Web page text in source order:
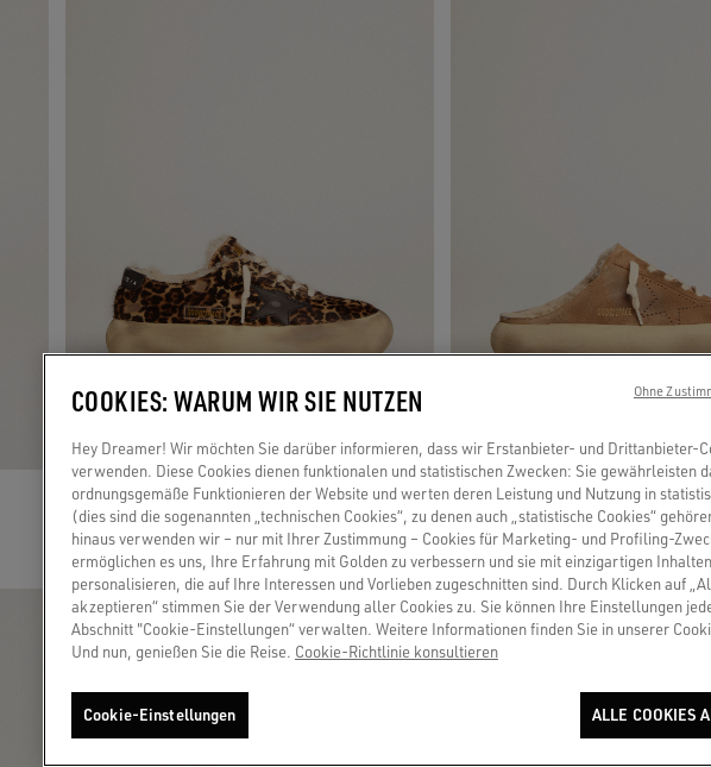
Schuh Space-Star aus Cavallino-Leder mit
Animaldessin und Shearlingfutter
Schuh Space-Star im Sabot-Design
Rauleder mit Shearlingfutter
COOKIES: WARUM WIR SIE NUTZEN
Hey Dreamer! Wir möchten Sie darüber informieren, dass wir Erstanbieter- und Drittanbieter-
verwenden. Diese Cookies dienen funktionalen und statistischen Zwecken: Sie gewährleisten
ordnungsgemäße Funktionieren der Website und werten deren Leistung und Nutzung in
(dies sind die sogenannten „technischen Cookies“, zu denen auch „statistische Cookies“
hinaus verwenden wir – nur mit Ihrer Zustimmung – Cookies für Marketing- und Profiling-
ermöglichen es uns, Ihre Erfahrung mit Golden zu verbessern und sie mit einzigartigen
personalisieren, die auf Ihre Interessen und Vorlieben zugeschnitten sind. Durch Klicken auf
akzeptieren“ stimmen Sie der Verwendung aller Cookies zu. Sie können Ihre Einstellungen
Abschnitt "Cookie-Einstellungen“ verwalten. Weitere Informationen finden Sie in unserer
Und nun, genießen Sie die Reise. Cookie-Richtlinie konsultieren
Cookie-Einstellungen ALLE COOKIES
Ohne